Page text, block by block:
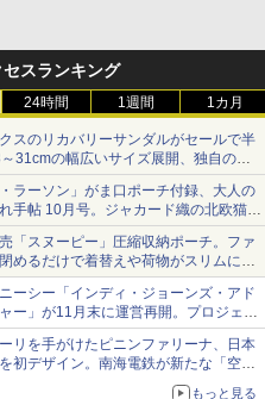
セスランキング
24時間 1週間 1カ月
スのリカバリーサンダルがセールで半
31cmの幅広いサイズ展開、独自のク
素材を採用
・ラーソン」がま口ポーチ付録、大人の
手帖 10月号。ジャカード織の北欧猫デ
「スヌーピー」圧縮収納ポーチ。ファ
めるだけで着替えや荷物がスリムにま
ーシー「インディ・ジョーンズ・アド
ー」が11月末に運営再開。プロジェク
ッピングを追加、DPAは1500円
リを手がけたピニンファリーナ、日本
初デザイン。南海電鉄が新たな「空港
もっと見る